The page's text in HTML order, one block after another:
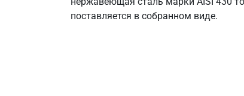
поставляется в собранном виде.